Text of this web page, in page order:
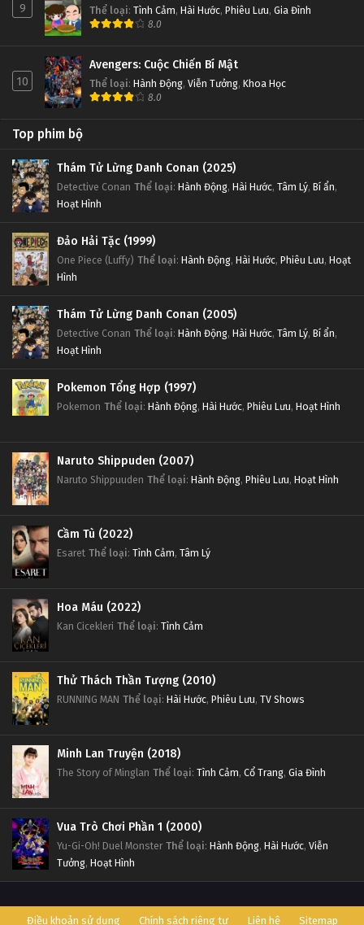
9 Thể loại: Tình Cảm, Hài Hước, Phiêu Lưu, Gia Đình
8.0
10
Avengers: Cuộc Chiến Bí Mật
Thể loại: Hành Động, Viễn Tưởng, Khoa Học
8.0
Top phim bộ
Thám Tử Lừng Danh Conan (2025)
Detective Conan Thể loại: Hành Động, Hài Hước, Tâm Lý, Bí ẩn,
Hoạt Hình
Đảo Hải Tặc (1999)
One Piece (Luffy) Thể loại: Hành Động, Hài Hước, Phiêu Lưu, Hoạt
Hình
Thám Tử Lừng Danh Conan (2005)
Detective Conan Thể loại: Hành Động, Hài Hước, Tâm Lý, Bí ẩn,
Hoạt Hình
Pokemon Tổng Hợp (1997)
Pokemon Thể loại: Hành Động, Hài Hước, Phiêu Lưu, Hoạt Hình
Naruto Shippuden (2007)
Naruto Shippuuden Thể loại: Hành Động, Phiêu Lưu, Hoạt Hình
Cầm Tù (2022)
Esaret Thể loại: Tình Cảm, Tâm Lý
Hoa Máu (2022)
Kan Cicekleri Thể loại: Tình Cảm
Thử Thách Thần Tượng (2010)
RUNNING MAN Thể loại: Hài Hước, Phiêu Lưu, TV Shows
Minh Lan Truyện (2018)
The Story of Minglan Thể loại: Tình Cảm, Cổ Trang, Gia Đình
Vua Trò Chơi Phần 1 (2000)
Yu-Gi-Oh! Duel Monster Thể loại: Hành Động, Hài Hước, Viễn
Tưởng, Hoạt Hình
Điều khoản sử dụng Chính sách riêng tư Liên hệ Sitemap